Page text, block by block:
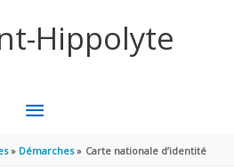
Hippolyte
MENU
PRINCIPAL
Démarches Carte nationale d’identité